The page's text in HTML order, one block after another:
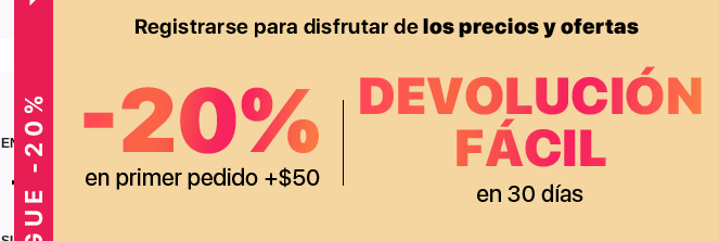
ENCUÉNTRANOS EN APP